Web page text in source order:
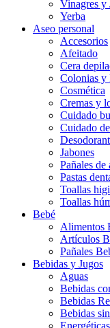
Vinagres y
Yerba
Aseo personal
Accesorios
Afeitado
Cera
Colonias y
Cosmética
Cremas y
Cuidado
Cuidado
Jabones
Pañales de
Pastas
Toallas
Toallas
Bebé
Alimentos
Artículos
Pañales
Bebidas y Jugos
Aguas
Bebidas
Bebidas
Bebidas